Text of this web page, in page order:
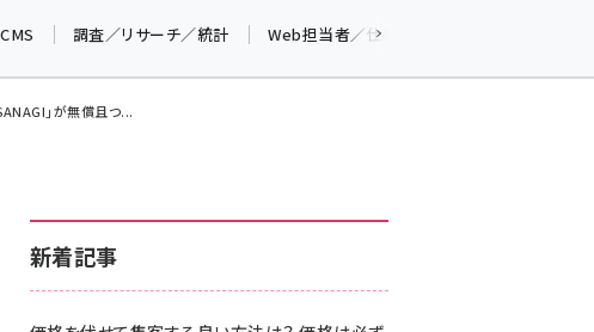
z世代 (1620)
CMS 調査／リサーチ／統計 Web担当者／仕事
」が無償且つ...
新着記事